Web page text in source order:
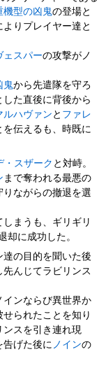
機型の凶鬼の登場と
よりプレイヤー達と
ェスパーの攻撃がノ
鬼から先遣隊を守ろ
た直後に背後から
ルハヴァンと ファレ
伝えるも、時既に
・スザーク と対峙。
まで奪われる最悪の
ながらの撤退を選
まうも、ギリギリ
却に成功した。
の目的を聞いた後
んじてラビリンス
インならび異世界か
られたことを知り
ンスを引き連れ現
告げた後に ノインの